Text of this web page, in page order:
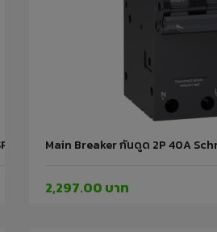
Schneider
Main Breaker กันดูด 2P 40A
2,297.00 บาท